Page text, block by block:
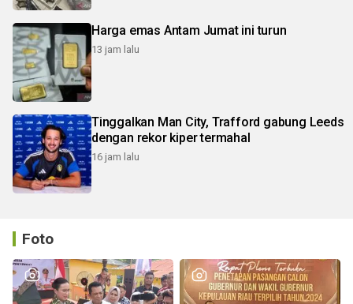
Harga emas Antam Jumat ini turun
13 jam lalu
Tinggalkan Man City, Trafford gabung Leeds
dengan rekor kiper termahal
16 jam lalu
Foto